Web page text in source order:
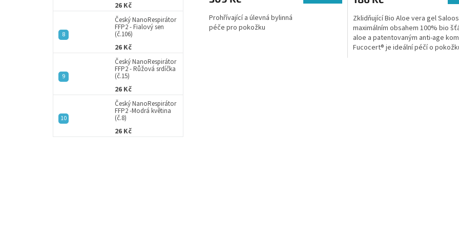
26 Kč
Český NanoRespirátor
FFP2 - Fialový sen
(č.106)
26 Kč
Český NanoRespirátor
FFP2 - Růžová srdíčka
(č.15)
26 Kč
Český NanoRespirátor
FFP2 -Modrá květina
(č.8)
26 Kč
Prohřívající a úlevná bylinná
péče pro pokožku
Zklidňující Bio Aloe vera gel
maximálním obsahem 100% bio
aloe a patentovaným anti-age
Fucocert® je ideální péčí o